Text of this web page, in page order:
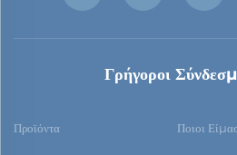
Γρήγοροι
Προϊόντα Ποιοι